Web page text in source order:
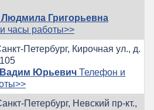
Людмила Григорьевна
часы работы>>
Петербург, Кирочная ул., д.
Вадим Юрьевич Телефон и
Петербург, Невский пр-кт.,